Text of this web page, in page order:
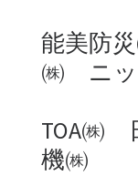
能美防
㈱ ニ
TOA㈱
機㈱